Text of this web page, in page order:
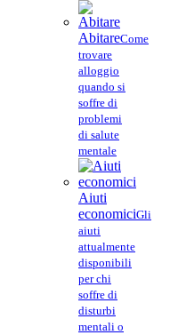
AbitareCome
trovare
alloggio
quando si
soffre di
problemi
di salute
mentale
Aiuti
economiciGli
aiuti
attualmente
disponibili
per chi
soffre di
disturbi
mentali o